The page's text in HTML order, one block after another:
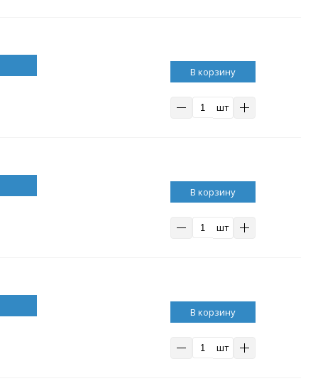
В корзину
шт
В корзину
шт
В корзину
шт